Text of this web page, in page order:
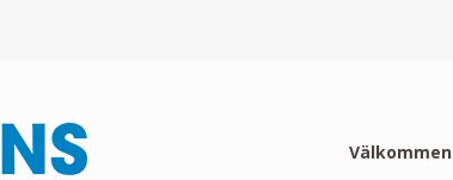
Välkommen